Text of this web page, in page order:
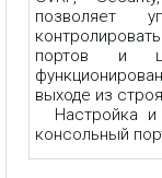
позволяет
портов и
выходе из
Настройка и
консольный